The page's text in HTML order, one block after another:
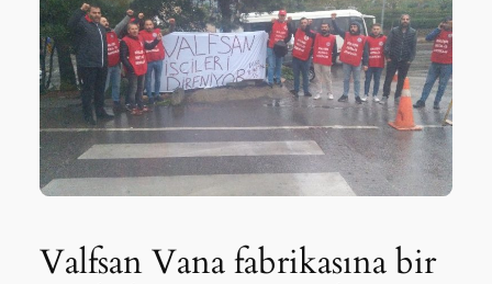
Valfsan Vana fabrikasına bir